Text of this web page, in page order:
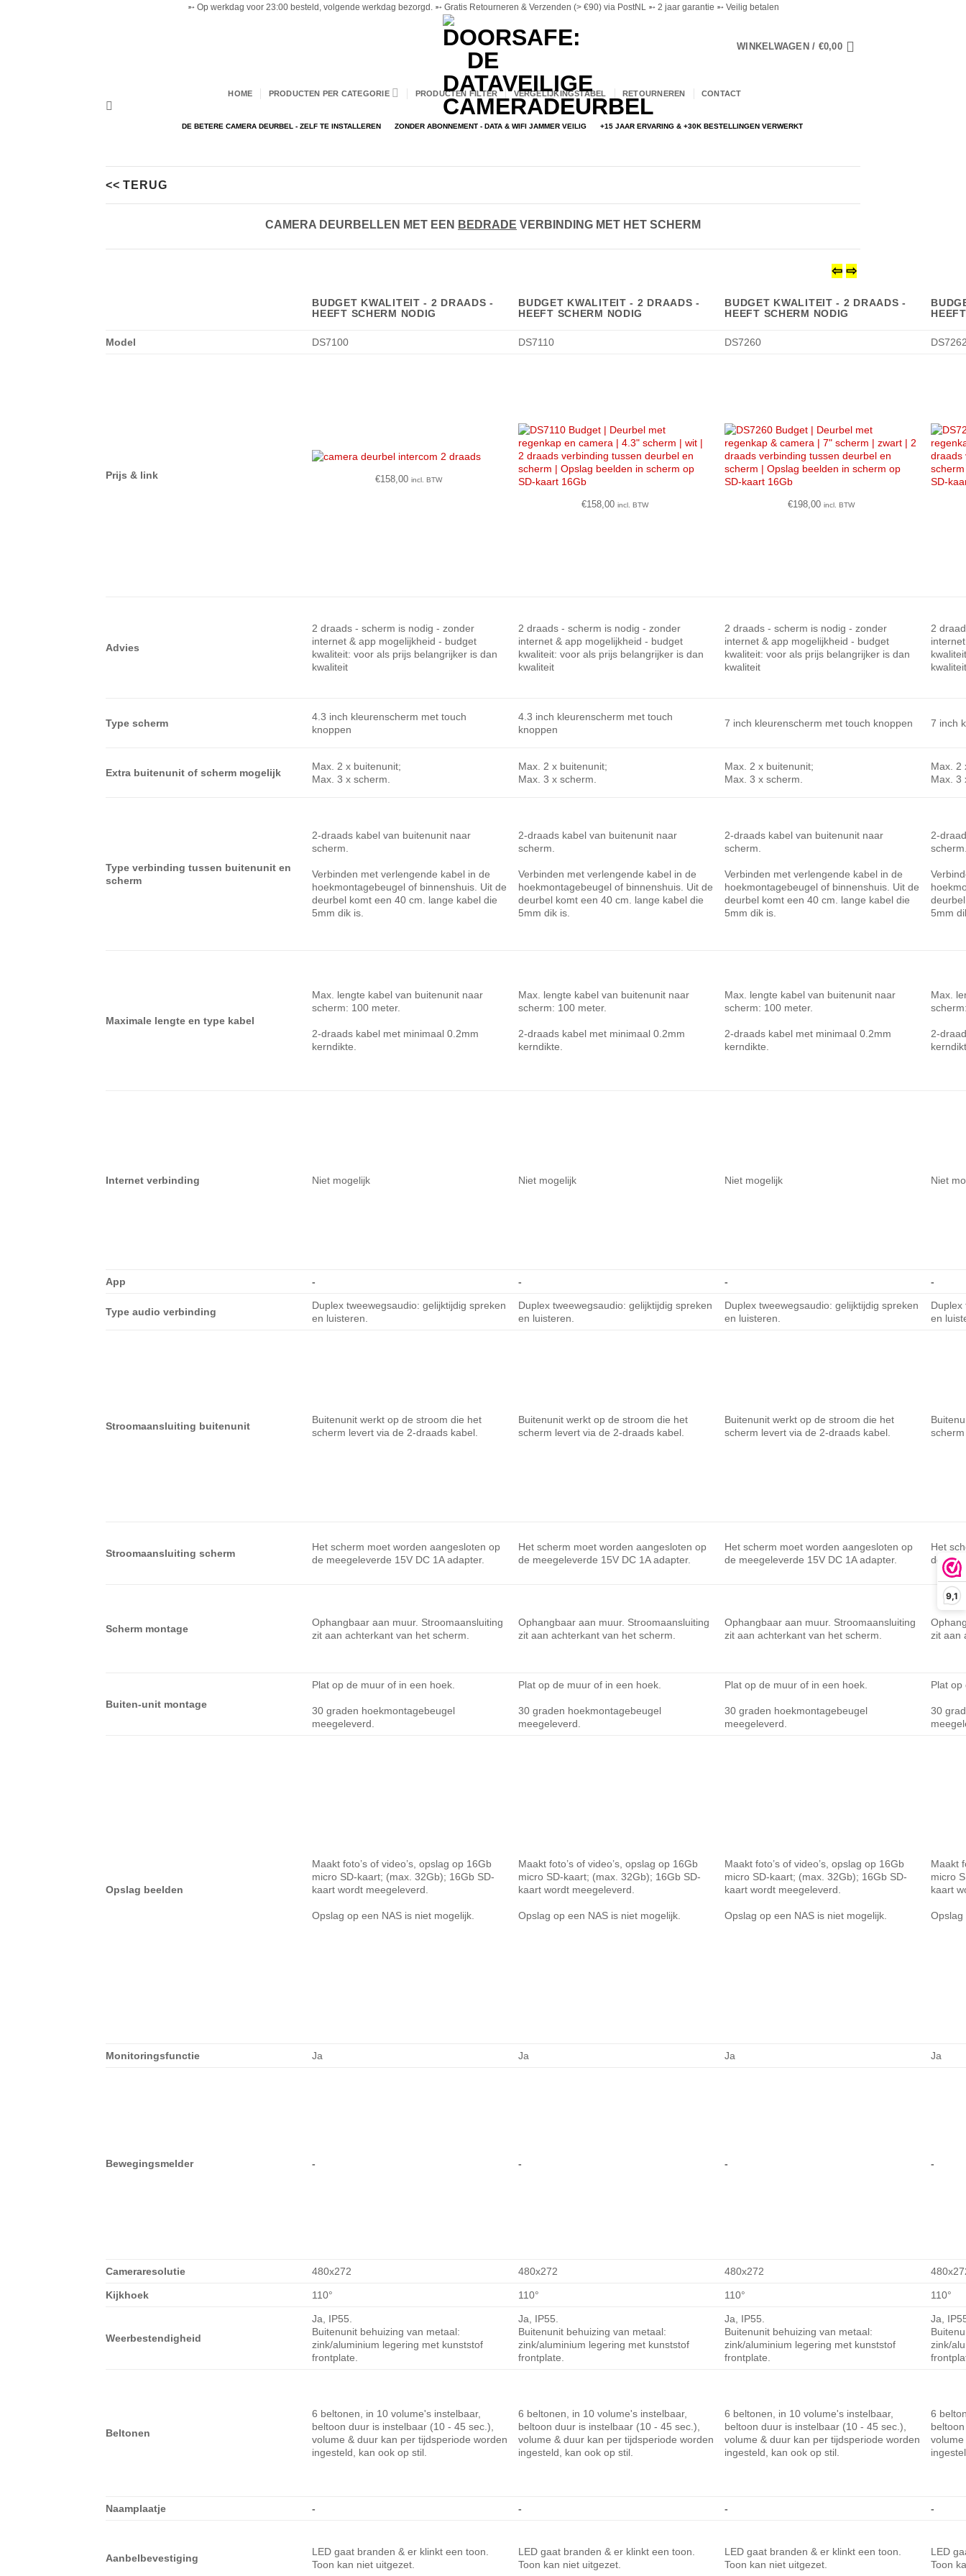
9,1
➵ Op werkdag voor 23:00 besteld, volgende werkdag bezorgd. ➵ Gratis Retourneren & Verzenden (> €90) via PostNL ➵ 2 jaar garantie ➵ Veilig betalen
WINKELWAGEN / €0,00
HOME PRODUCTEN PER CATEGORIE PRODUCTEN FILTER VERGELIJKINGSTABEL RETOURNEREN CONTACT
DE BETERE CAMERA DEURBEL - ZELF TE INSTALLEREN ZONDER ABONNEMENT - DATA & WIFI JAMMER VEILIG +15 JAAR ERVARING & +30K BESTELLINGEN VERWERKT
<< TERUG
CAMERA DEURBELLEN MET EEN BEDRADE VERBINDING MET HET SCHERM
⇦ ⇨
BUDGET KWALITEIT - 2 DRAADS -
HEEFT SCHERM NODIG
BUDGET KWALITEIT - 2 DRAADS -
HEEFT SCHERM NODIG
BUDGET KWALITEIT - 2 DRAADS -
HEEFT SCHERM NODIG
Model DS7100 DS7110 DS7260
Prijs & link €158,00 incl. BTW
€158,00 incl. BTW €198,00 incl. BTW
Advies
2 draads - scherm is nodig - zonder
internet & app mogelijkheid - budget
kwaliteit: voor als prijs belangrijker is dan
kwaliteit
2 draads - scherm is nodig - zonder
internet & app mogelijkheid - budget
kwaliteit: voor als prijs belangrijker is dan
kwaliteit
2 draads - scherm is nodig - zonder
internet & app mogelijkheid - budget
kwaliteit: voor als prijs belangrijker is dan
kwaliteit
2
Type scherm
4.3 inch kleurenscherm met touch
knoppen
4.3 inch kleurenscherm met touch
knoppen
7 inch kleurenscherm met touch knoppen 7 inch
Extra buitenunit of scherm mogelijk
Max. 2 x buitenunit;
Max. 3 x scherm.
Max. 2 x buitenunit;
Max. 3 x scherm.
Max. 2 x buitenunit;
Max. 3 x scherm.
Max. 2
Max. 3
Type verbinding tussen buitenunit en
scherm
2-draads kabel van buitenunit naar
scherm.
Verbinden met verlengende kabel in de
hoekmontagebeugel of binnenshuis. Uit de
deurbel komt een 40 cm. lange kabel die
5mm dik is.
2-draads kabel van buitenunit naar
scherm.
Verbinden met verlengende kabel in de
hoekmontagebeugel of binnenshuis. Uit de
deurbel komt een 40 cm. lange kabel die
5mm dik is.
2-draads kabel van buitenunit naar
scherm.
Verbinden met verlengende kabel in de
hoekmontagebeugel of binnenshuis. Uit de
deurbel komt een 40 cm. lange kabel die
5mm dik is.
2-
5mm
Maximale lengte en type kabel
Max. lengte kabel van buitenunit naar
scherm: 100 meter.
2-draads kabel met minimaal 0.2mm
kerndikte.
Max. lengte kabel van buitenunit naar
scherm: 100 meter.
2-draads kabel met minimaal 0.2mm
kerndikte.
Max. lengte kabel van buitenunit naar
scherm: 100 meter.
2-draads kabel met minimaal 0.2mm
kerndikte.
Max.
2-
Internet verbinding Niet mogelijk Niet mogelijk Niet mogelijk Niet
App - - - -
Type audio verbinding
Duplex tweewegsaudio: gelijktijdig spreken
en luisteren.
Duplex tweewegsaudio: gelijktijdig spreken
en luisteren.
Duplex tweewegsaudio: gelijktijdig spreken
en luisteren.
Duplex
en
Stroomaansluiting buitenunit
Buitenunit werkt op de stroom die het
scherm levert via de 2-draads kabel.
Buitenunit werkt op de stroom die het
scherm levert via de 2-draads kabel.
Buitenunit werkt op de stroom die het
scherm levert via de 2-draads kabel.
Stroomaansluiting scherm
Het scherm moet worden aangesloten op
de meegeleverde 15V DC 1A adapter.
Het scherm moet worden aangesloten op
de meegeleverde 15V DC 1A adapter.
Het scherm moet worden aangesloten op
de meegeleverde 15V DC 1A adapter.
Het
de
Scherm montage
Ophangbaar aan muur. Stroomaansluiting
zit aan achterkant van het scherm.
Ophangbaar aan muur. Stroomaansluiting
zit aan achterkant van het scherm.
Ophangbaar aan muur. Stroomaansluiting
zit aan achterkant van het scherm.
zit aan
Buiten-unit montage
Plat op de muur of in een hoek.
30 graden hoekmontagebeugel
meegeleverd.
Plat op de muur of in een hoek.
30 graden hoekmontagebeugel
meegeleverd.
Plat op de muur of in een hoek.
30 graden hoekmontagebeugel
meegeleverd.
Plat op
30
Opslag beelden
Maakt foto’s of video’s, opslag op 16Gb
micro SD-kaart; (max. 32Gb); 16Gb SD-
kaart wordt meegeleverd.
Opslag op een NAS is niet mogelijk.
Maakt foto’s of video’s, opslag op 16Gb
micro SD-kaart; (max. 32Gb); 16Gb SD-
kaart wordt meegeleverd.
Opslag op een NAS is niet mogelijk.
Maakt foto’s of video’s, opslag op 16Gb
micro SD-kaart; (max. 32Gb); 16Gb SD-
kaart wordt meegeleverd.
Opslag op een NAS is niet mogelijk.
Maakt
micro
kaart
Opslag
Monitoringsfunctie Ja Ja Ja Ja
Bewegingsmelder - - - -
Cameraresolutie 480x272 480x272 480x272
Kijkhoek 110° 110° 110° 110°
Weerbestendigheid
Ja, IP55.
Buitenunit behuizing van metaal:
zink/aluminium legering met kunststof
frontplate.
Ja, IP55.
Buitenunit behuizing van metaal:
zink/aluminium legering met kunststof
frontplate.
Ja, IP55.
Buitenunit behuizing van metaal:
zink/aluminium legering met kunststof
frontplate.
Ja,
zink/
Beltonen
6 beltonen, in 10 volume's instelbaar,
beltoon duur is instelbaar (10 - 45 sec.),
volume & duur kan per tijdsperiode worden
ingesteld, kan ook op stil.
6 beltonen, in 10 volume's instelbaar,
beltoon duur is instelbaar (10 - 45 sec.),
volume & duur kan per tijdsperiode worden
ingesteld, kan ook op stil.
6 beltonen, in 10 volume's instelbaar,
beltoon duur is instelbaar (10 - 45 sec.),
volume & duur kan per tijdsperiode worden
ingesteld, kan ook op stil.
6
Naamplaatje - - - -
Aanbelbevestiging
LED gaat branden & er klinkt een toon.
Toon kan niet uitgezet.
LED gaat branden & er klinkt een toon.
Toon kan niet uitgezet.
LED gaat branden & er klinkt een toon.
Toon kan niet uitgezet.
LED
Toon